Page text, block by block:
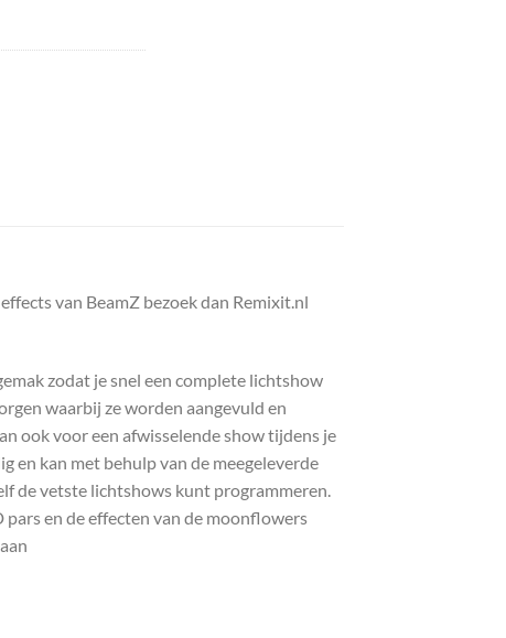
van BeamZ bezoek dan Remixit.nl
zodat je snel een complete lichtshow
waarbij ze worden aangevuld en
ook voor een afwisselende show tijdens je
en kan met behulp van de meegeleverde
de vetste lichtshows kunt programmeren.
pars en de effecten van de moonflowers